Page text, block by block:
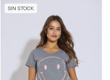
SIN STOCK